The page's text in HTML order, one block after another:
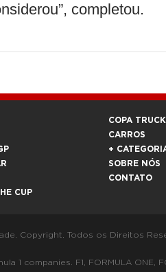
completou.
CUP
COPA TRUCK
CARROS
+
SOBRE NÓS
CONTATO
Copyright. Todos os Direitos
F1, FORMULA ONE,